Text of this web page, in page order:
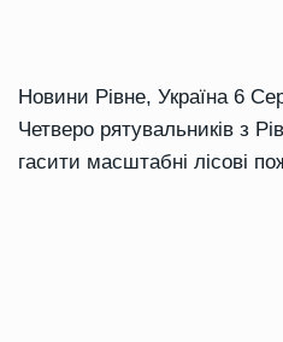
Новини Рівне, Україна 6
Четверо рятувальників з
гасити масштабні лісові